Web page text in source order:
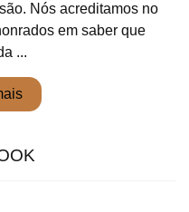
Nós acreditamos no
em saber que
...